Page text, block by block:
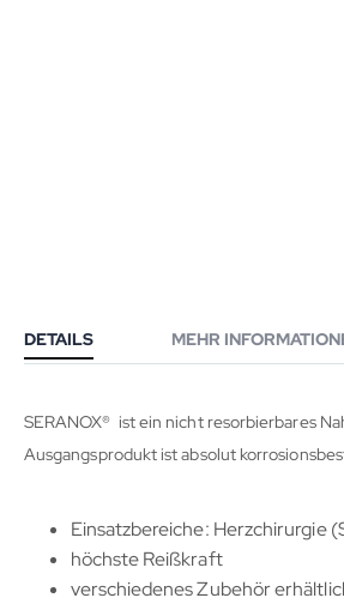
DETAILS
SERANOX® ist ein nicht resorbierbares
Ausgangsprodukt ist absolut
Einsatzbereiche: Herzchirurgie
höchste Reißkraft
verschiedenes Zubehör
MEHR